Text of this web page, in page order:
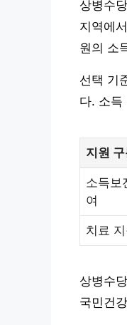
상병수
지역에
원의 소
선택 기
다. 소득
지원
소득보
여
치료
상병수
국민건